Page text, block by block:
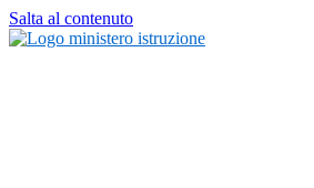
Salta al contenuto